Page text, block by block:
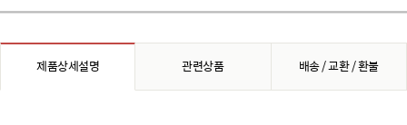
제품상세설명 관련상품 배송 / 교환 / 환불